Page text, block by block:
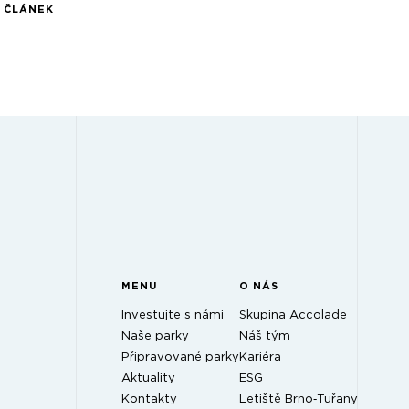
ČLÁNEK
MENU
Investujte s námi
Naše parky
Připravované parky
Aktuality
Kontakty
O NÁS
Skupina Accolade
Náš tým
Kariéra
ESG
Letiště Brno‑Tuřany